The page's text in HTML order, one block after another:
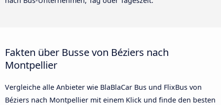
Fakten über Busse von Béziers nach
Montpellier
Vergleiche alle Anbieter wie BlaBlaCar Bus und FlixBus von
Béziers nach Montpellier mit einem Klick und finde den besten